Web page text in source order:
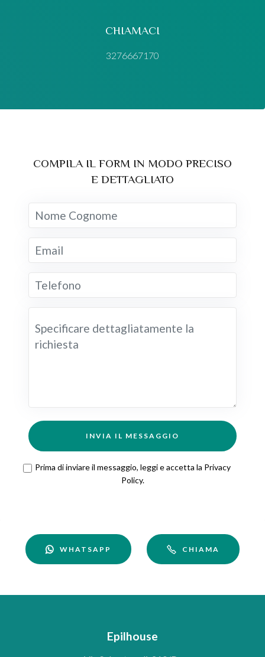
COMPILA IL FORM IN MODO PRECISO
E DETTAGLIATO
INVIA IL MESSAGGIO
Prima di inviare il messaggio, leggi e accetta la Privacy
Policy.
CHIAMACI
3276667170
WHATSAPP CHIAMA
Epilhouse